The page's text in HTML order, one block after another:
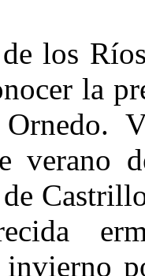
los
la
invier­no